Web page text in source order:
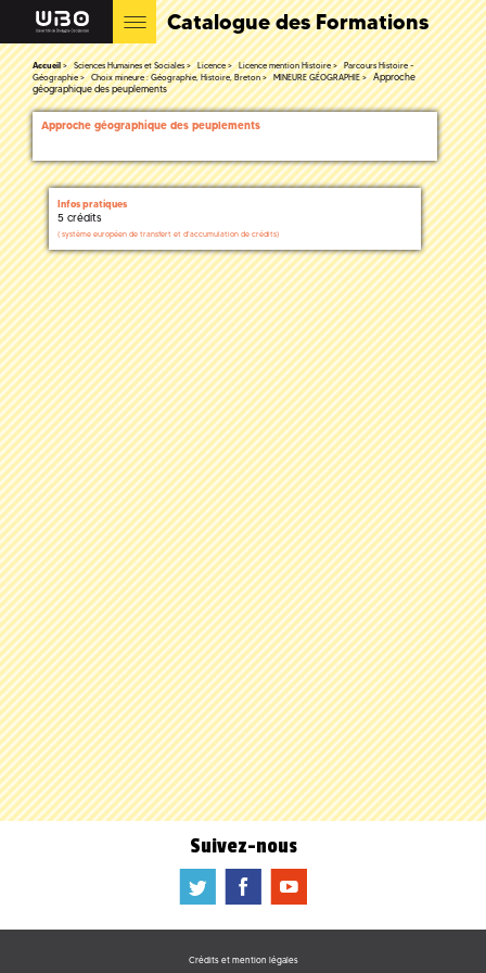
Catalogue des Formations
Accueil Sciences Humaines et Sociales Licence Licence mention Histoire
Parcours Histoire -
Géographie
Choix mineure : Géographie, Histoire, Breton MINEURE GÉOGRAPHIE
Approche
géographique des peuplements
Approche géographique des peuplements
Infos pratiques
5 crédits
( système européen de transfert et d'accumulation de crédits)
Suivez-nous
a b f
Crédits et mention légales